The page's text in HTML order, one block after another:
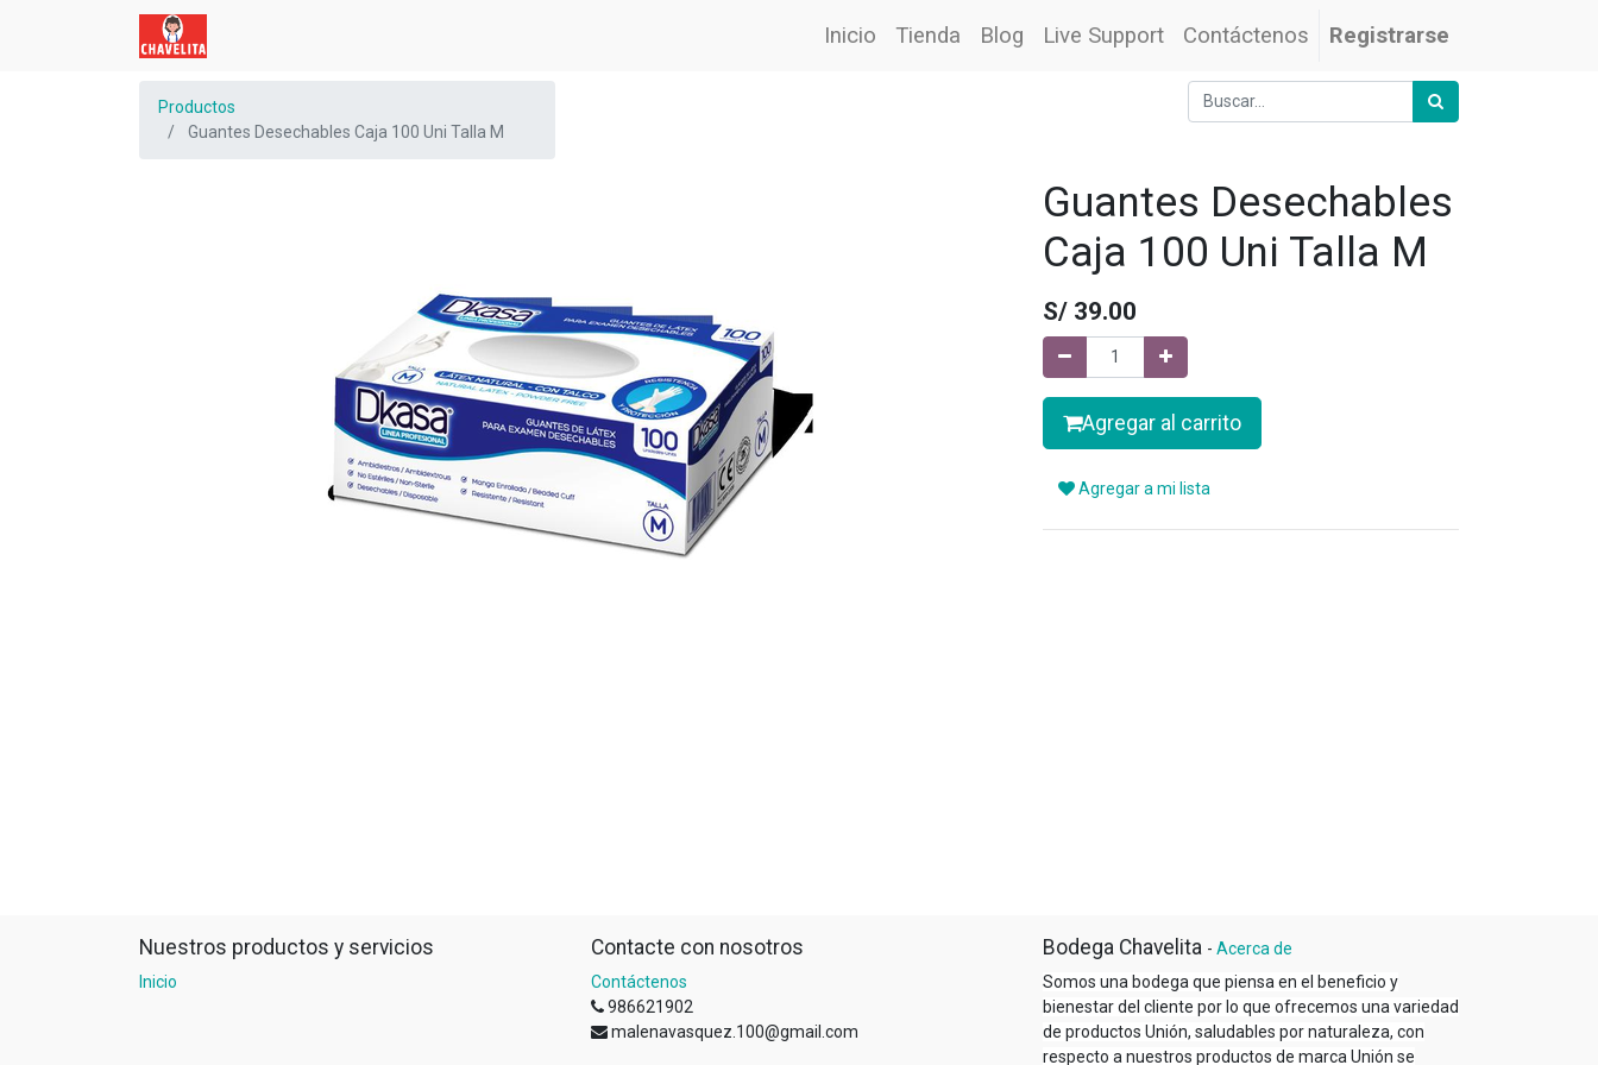
Inicio Tienda Blog Live Support Contáctenos Registrarse
Productos
Guantes Desechables Caja 100 Uni Talla M
Guantes Desechables
Caja 100 Uni Talla M
S/ 39.00
Agregar al carrito
Agregar a mi lista
Nuestros productos y servicios
Inicio
Contacte con nosotros
Contáctenos
986621902
malenavasquez.100@gmail.com
Bodega Chavelita - Acerca de
Somos una bodega que piensa en el beneficio y
bienestar del cliente por lo que ofrecemos una variedad
de productos Unión, saludables por naturaleza, con
respecto a nuestros productos de marca Unión se